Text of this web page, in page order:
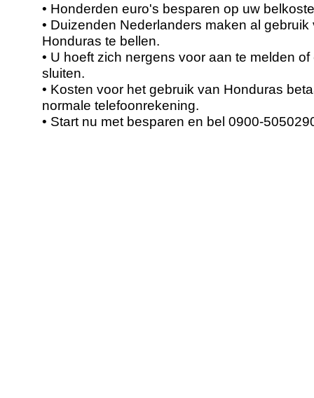
• Honderden euro's besparen op uw
• Duizenden Nederlanders maken al
Honduras te bellen.
• U hoeft zich nergens voor aan te melden
sluiten.
• Kosten voor het gebruik van Honduras
normale telefoonrekening.
• Start nu met besparen en bel 0900-